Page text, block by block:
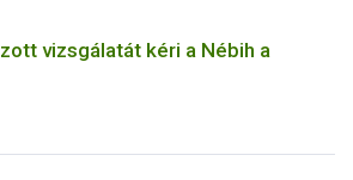
vizsgálatát kéri a Nébih a